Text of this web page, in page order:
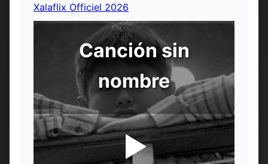
Xalaflix Officiel 2026
Canción sin
nombre